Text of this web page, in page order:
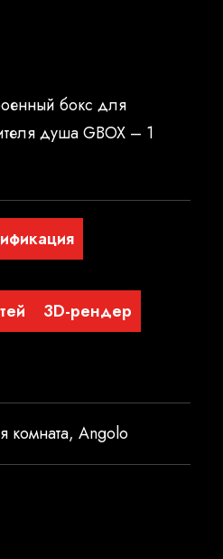
бокс для
душа GBOX – 1
3D-рендер
комната, Angolo